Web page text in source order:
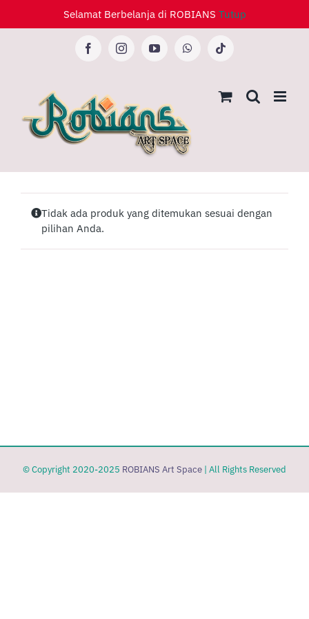
Selamat Berbelanja di ROBIANS Tutup
FacebookInstagramYouTubeWhatsAppTiktok
Tidak ada produk yang ditemukan sesuai dengan
pilihan Anda.
© Copyright 2020-2025 ROBIANS Art Space | All Rights Reserved